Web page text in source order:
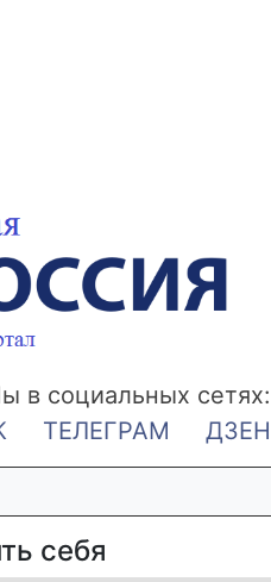
в социальных сетях:
ТЕЛЕГРАМ ДЗЕН
себя